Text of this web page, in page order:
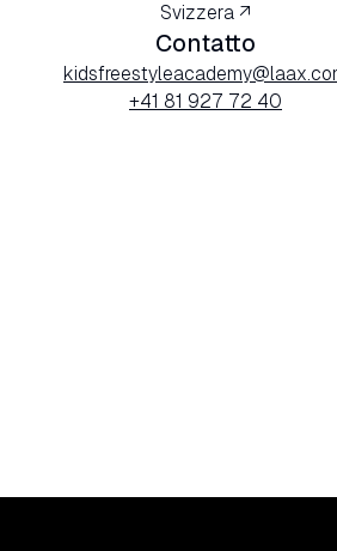
Svizzera ↗
Contatto
+41 81 927 72 40